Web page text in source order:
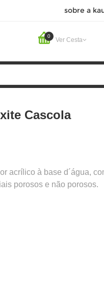
sobre a
0
Ver Cesta
Cascola
acrílico à base d´água,
porosos e não porosos.